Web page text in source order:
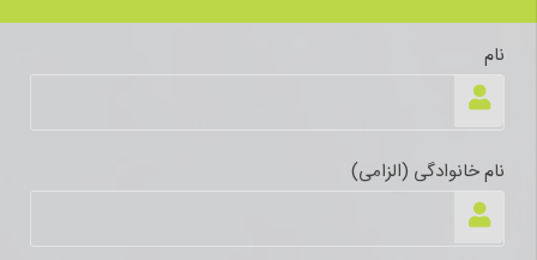
نام
نام خانوادگی (الزامی)